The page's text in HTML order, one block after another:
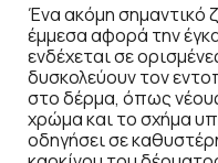
Ένα ακόμη σημαντικό
έμμεσα αφορά την
ενδέχεται σε
δυσκολεύουν τον
στο δέρμα, όπως
χρώμα και το σχήμα
οδηγήσει σε